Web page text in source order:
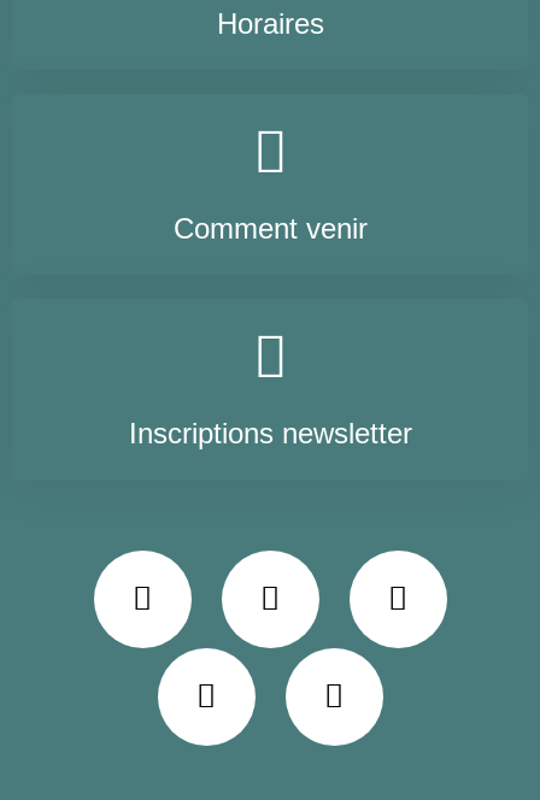
Horaires
Comment venir
Inscriptions newsletter